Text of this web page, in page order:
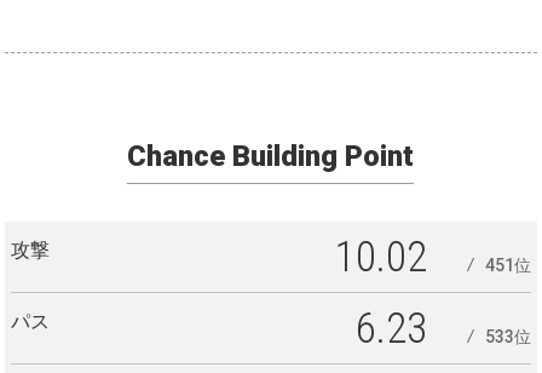
Chance Building Point
攻撃 10.02 451位
パス 6.23 533位